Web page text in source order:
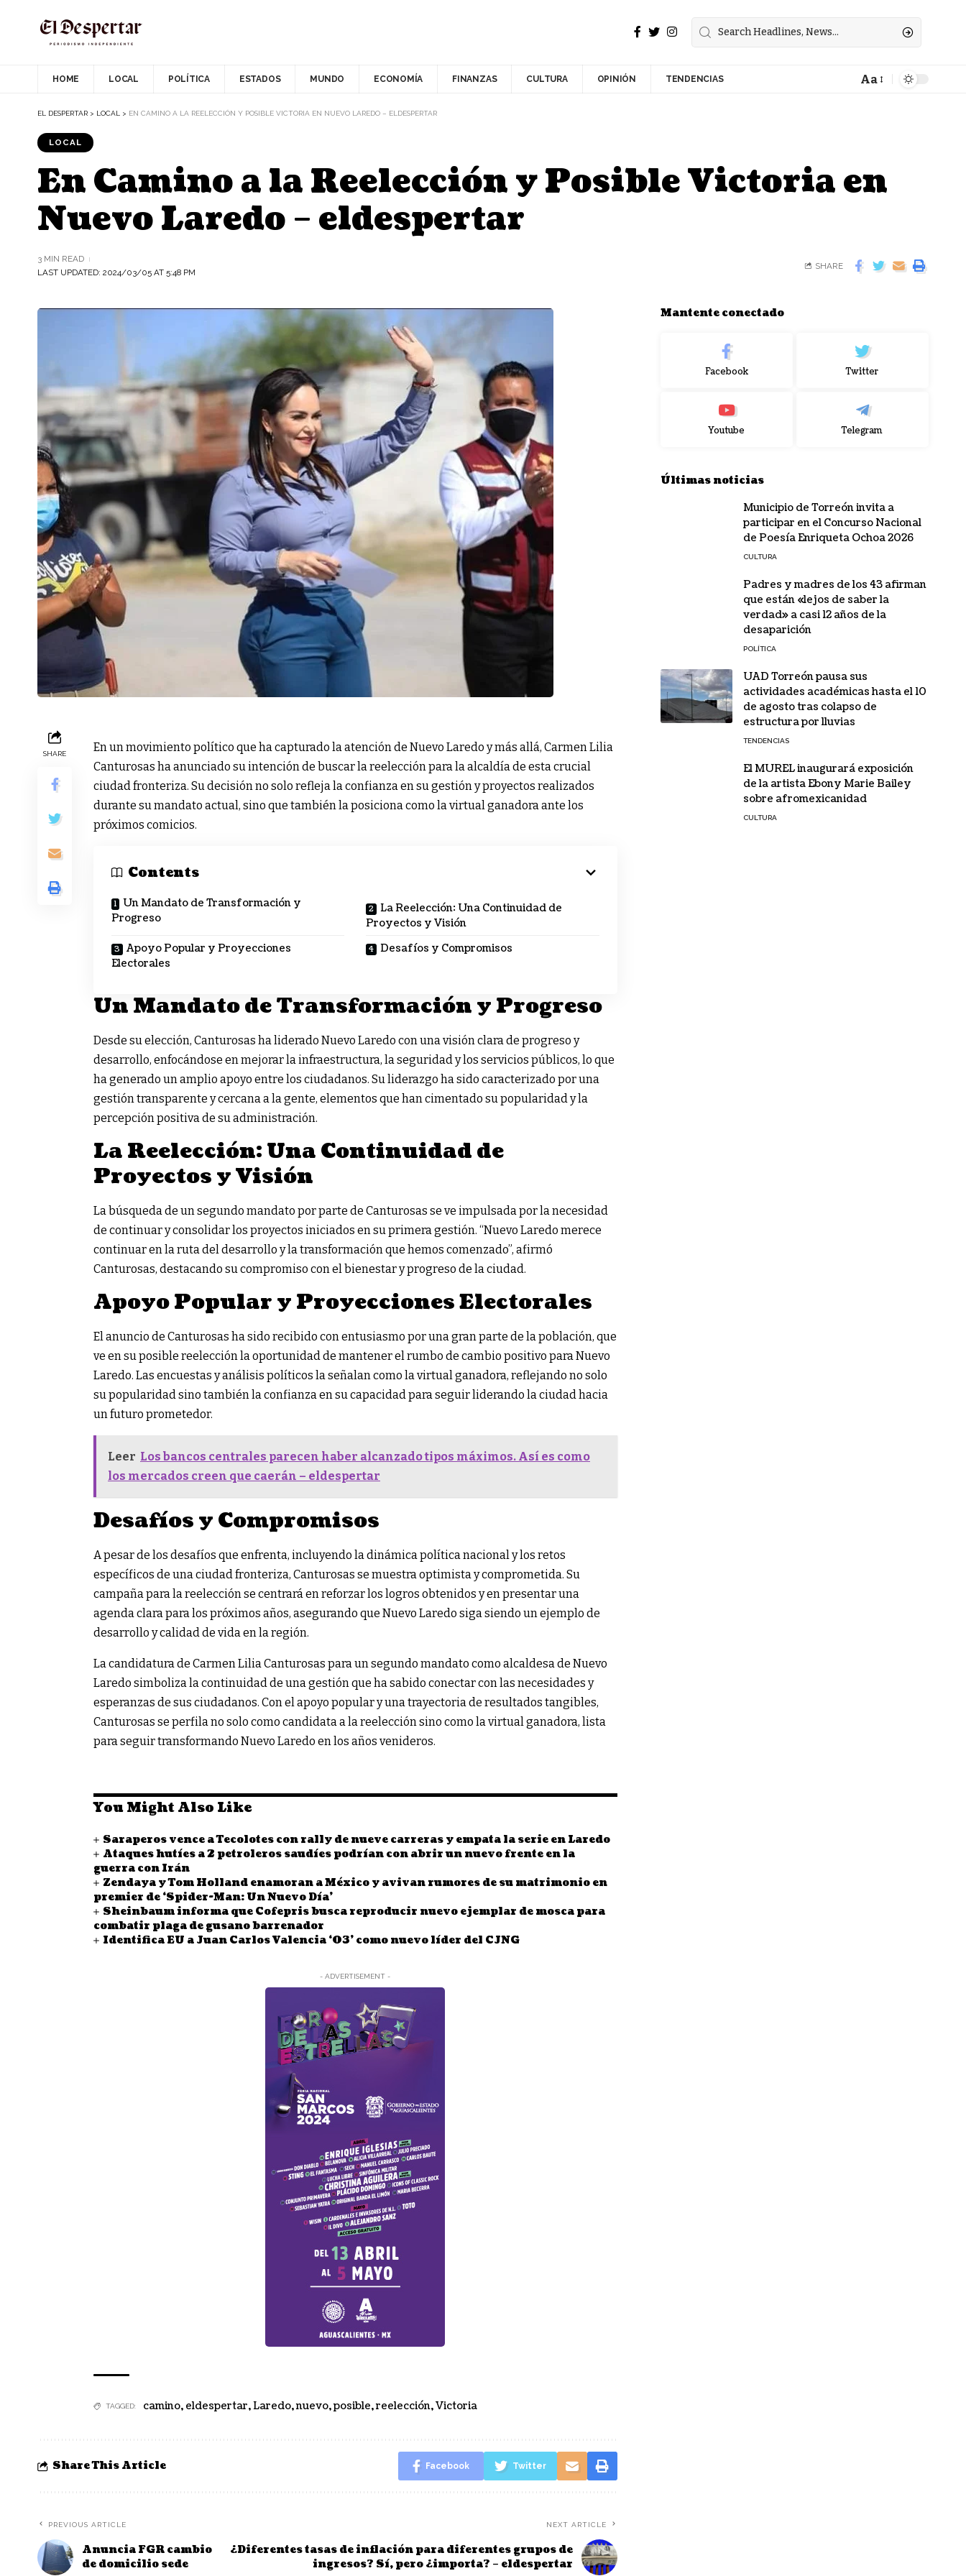
HOME LOCAL POLÍTICA ESTADOS MUNDO ECONOMÍA FINANZAS CULTURA OPINIÓN TENDENCIAS Aa
EL DESPERTAR > LOCAL > EN CAMINO A LA REELECCIÓN Y POSIBLE VICTORIA EN NUEVO LAREDO – ELDESPERTAR
LOCAL
En Camino a la Reelección y Posible Victoria en
Nuevo Laredo – eldespertar
LAST UPDATED: 2024/03/05 AT 5:48 PM
3 MIN READ
SHARE
SHARE
En un movimiento político que ha capturado la atención de Nuevo Laredo y más allá, Carmen Lilia
Canturosas ha anunciado su intención de buscar la reelección para la alcaldía de esta crucial
ciudad fronteriza. Su decisión no solo refleja la confianza en su gestión y proyectos realizados
durante su mandato actual, sino que también la posiciona como la virtual ganadora ante los
próximos comicios.
Contents
Un Mandato de Transformación y
Progreso
La Reelección: Una Continuidad de
Proyectos y Visión
Apoyo Popular y Proyecciones
Electorales
Desafíos y Compromisos
Un Mandato de Transformación y Progreso
Desde su elección, Canturosas ha liderado Nuevo Laredo con una visión clara de progreso y
desarrollo, enfocándose en mejorar la infraestructura, la seguridad y los servicios públicos, lo que
ha generado un amplio apoyo entre los ciudadanos. Su liderazgo ha sido caracterizado por una
gestión transparente y cercana a la gente, elementos que han cimentado su popularidad y la
percepción positiva de su administración.
La Reelección: Una Continuidad de
Proyectos y Visión
La búsqueda de un segundo mandato por parte de Canturosas se ve impulsada por la necesidad
de continuar y consolidar los proyectos iniciados en su primera gestión. “Nuevo Laredo merece
continuar en la ruta del desarrollo y la transformación que hemos comenzado”, afirmó
Canturosas, destacando su compromiso con el bienestar y progreso de la ciudad.
Apoyo Popular y Proyecciones Electorales
El anuncio de Canturosas ha sido recibido con entusiasmo por una gran parte de la población, que
ve en su posible reelección la oportunidad de mantener el rumbo de cambio positivo para Nuevo
Laredo. Las encuestas y análisis políticos la señalan como la virtual ganadora, reflejando no solo
su popularidad sino también la confianza en su capacidad para seguir liderando la ciudad hacia
un futuro prometedor.
Leer Los bancos centrales parecen haber alcanzado tipos máximos. Así es como
los mercados creen que caerán – eldespertar
Desafíos y Compromisos
A pesar de los desafíos que enfrenta, incluyendo la dinámica política nacional y los retos
específicos de una ciudad fronteriza, Canturosas se muestra optimista y comprometida. Su
campaña para la reelección se centrará en reforzar los logros obtenidos y en presentar una
agenda clara para los próximos años, asegurando que Nuevo Laredo siga siendo un ejemplo de
desarrollo y calidad de vida en la región.
La candidatura de Carmen Lilia Canturosas para un segundo mandato como alcaldesa de Nuevo
Laredo simboliza la continuidad de una gestión que ha sabido conectar con las necesidades y
esperanzas de sus ciudadanos. Con el apoyo popular y una trayectoria de resultados tangibles,
Canturosas se perfila no solo como candidata a la reelección sino como la virtual ganadora, lista
para seguir transformando Nuevo Laredo en los años venideros.
You Might Also Like
Saraperos vence a Tecolotes con rally de nueve carreras y empata la serie en Laredo
Ataques hutíes a 2 petroleros saudíes podrían con abrir un nuevo frente en la
guerra con Irán
Zendaya y Tom Holland enamoran a México y avivan rumores de su matrimonio en
premier de ‘Spider-Man: Un Nuevo Día’
Sheinbaum informa que Cofepris busca reproducir nuevo ejemplar de mosca para
combatir plaga de gusano barrenador
Identifica EU a Juan Carlos Valencia ‘03’ como nuevo líder del CJNG
- ADVERTISEMENT -
TAGGED: camino, eldespertar,Laredo,nuevo,posible,reelección,Victoria
Share This Article Facebook Twitter
PREVIOUS ARTICLE
Anuncia FGR cambio
de domicilio sede
NEXT ARTICLE
¿Diferentes tasas de inflación para diferentes grupos de
ingresos? Sí, pero ¿importa? – eldespertar
Mantente conectado
Facebook Twitter
Youtube Telegram
Últimas noticias
Municipio de Torreón invita a
participar en el Concurso Nacional
de Poesía Enriqueta Ochoa 2026
CULTURA
Padres y madres de los 43 afirman
que están «lejos de saber la
verdad» a casi 12 años de la
desaparición
POLÍTICA
UAD Torreón pausa sus
actividades académicas hasta el 10
de agosto tras colapso de
estructura por lluvias
TENDENCIAS
El MUREL inaugurará exposición
de la artista Ebony Marie Bailey
sobre afromexicanidad
CULTURA